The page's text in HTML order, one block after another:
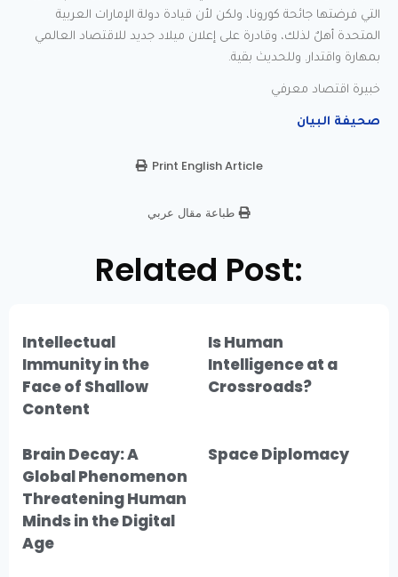
التي فرضتها جائحة كورونا، ولكن لأن قيادة دولة الإمارات العربية
المتحدة أهلٌ لذلك، وقادرة على إعلان ميلاد جديد للاقتصاد العالمي
بمهارة واقتدار. وللحديث بقية.
خبيرة اقتصاد معرفي
صحيفة البيان
Print English Article
طباعة مقال عربي
Related Post:
Intellectual
Immunity in the
Face of Shallow
Content
Is Human
Intelligence at a
Crossroads?
Brain Decay: A
Global Phenomenon
Threatening Human
Minds in the Digital
Age
Space Diplomacy